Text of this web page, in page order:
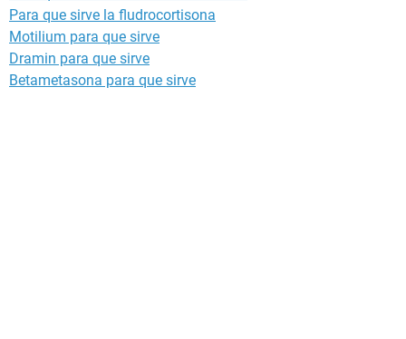
Para que sirve la fludrocortisona
Motilium para que sirve
Dramin para que sirve
Betametasona para que sirve